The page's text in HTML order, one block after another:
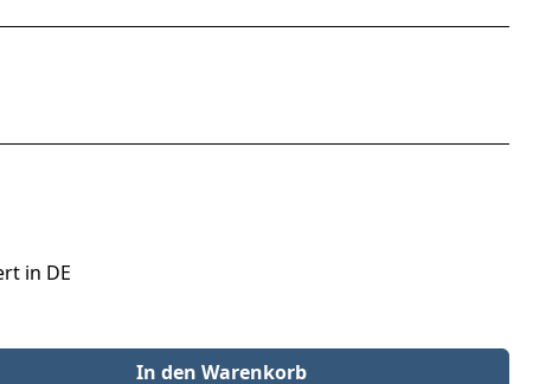
in DE
benutze die Schaltflächen um die Anzahl zu erhöhen oder zu
In den Warenkorb